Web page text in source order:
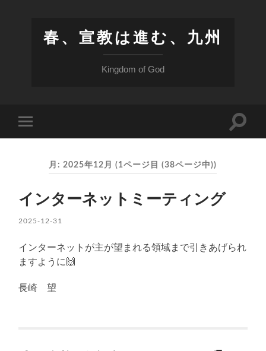
春、宣教は進む、九州
Kingdom of God
モ
バ
ー
を
切
り
え
る
検
月: 2025年12月 (1ページ目 (38ページ中))
インターネットミーティング
2025-12-31
インターネットが主が望まれる領域まで引きあげられ
ますように🙌
長崎 望